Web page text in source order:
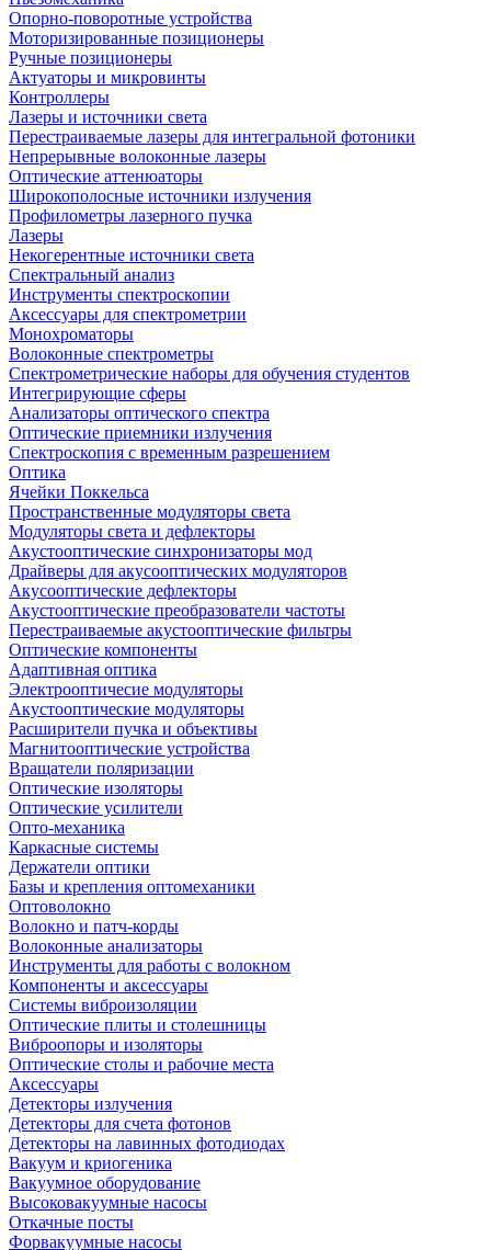
Опорно-поворотные устройства
Моторизированные позиционеры
Ручные позиционеры
Актуаторы и микровинты
Контроллеры
Лазеры и источники света
Перестраиваемые лазеры для интегральной фотоники
Непрерывные волоконные лазеры
Оптические аттенюаторы
Широкополосные источники излучения
Профилометры лазерного пучка
Лазеры
Некогерентные источники света
Спектральный анализ
Инструменты спектроскопии
Аксессуары для спектрометрии
Монохроматоры
Волоконные спектрометры
Спектрометрические наборы для обучения студентов
Интегрирующие сферы
Анализаторы оптического спектра
Оптические приемники излучения
Спектроскопия с временным разрешением
Оптика
Ячейки Поккельса
Пространственные модуляторы света
Модуляторы света и дефлекторы
Акустооптические синхронизаторы мод
Драйверы для акусооптических модуляторов
Акусооптические дефлекторы
Акустооптические преобразователи частоты
Перестраиваемые акустооптические фильтры
Оптические компоненты
Адаптивная оптика
Электрооптичесие модуляторы
Акустооптические модуляторы
Расширители пучка и объективы
Магнитооптические устройства
Вращатели поляризации
Оптические изоляторы
Оптические усилители
Опто-механика
Каркасные системы
Держатели оптики
Базы и крепления оптомеханики
Оптоволокно
Волокно и патч-корды
Волоконные анализаторы
Инструменты для работы с волокном
Компоненты и аксессуары
Системы виброизоляции
Оптические плиты и столешницы
Виброопоры и изоляторы
Оптические столы и рабочие места
Аксессуары
Детекторы излучения
Детекторы для счета фотонов
Детекторы на лавинных фотодиодах
Вакуум и криогеника
Вакуумное оборудование
Высоковакуумные насосы
Откачные посты
Форвакуумные насосы